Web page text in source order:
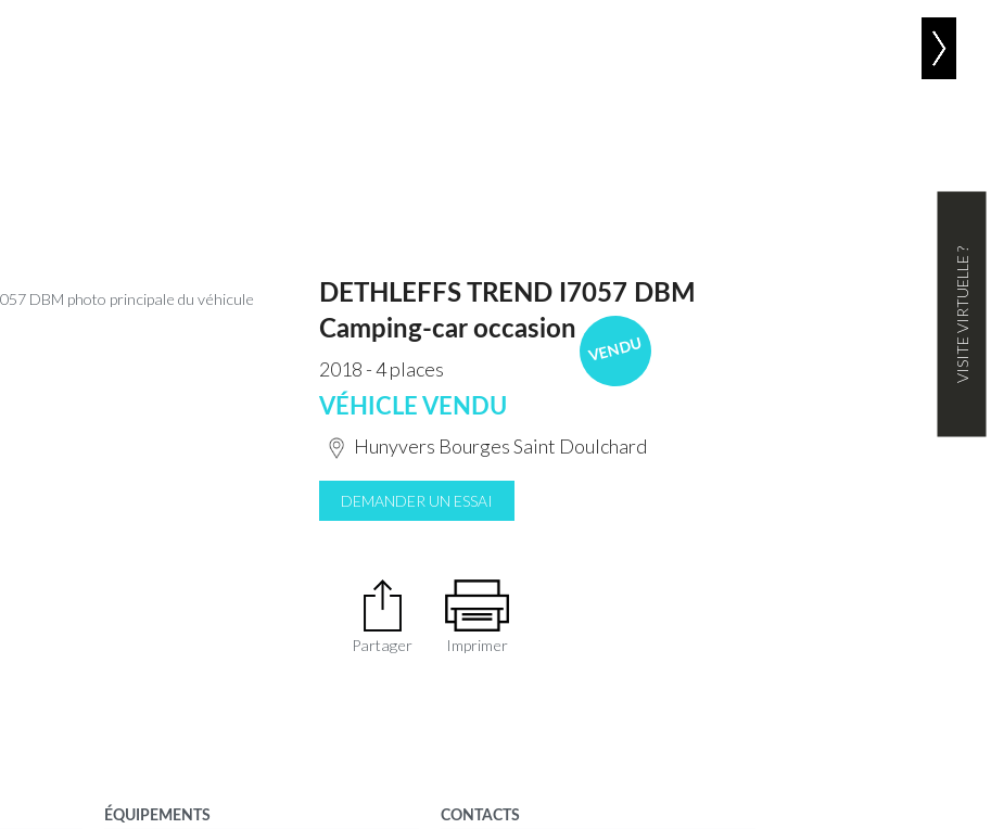
VENDU
DETHLEFFS TREND I7057 DBM
Camping-car occasion
2018 - 4 places
VÉHICLE VENDU
Hunyvers Bourges Saint Doulchard
DEMANDER UN ESSAI
Partager Imprimer
ÉQUIPEMENTS CONTACTS
VISITE VIRTUELLE ?